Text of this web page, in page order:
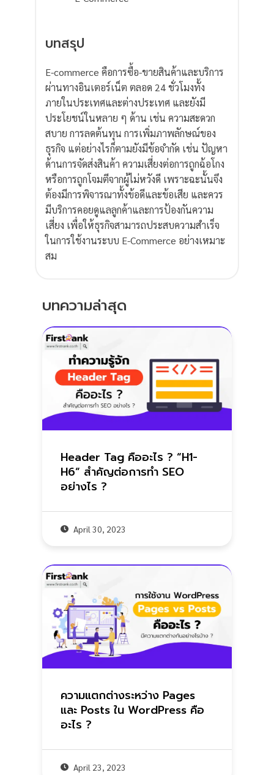
บทสรุป
E-commerce คือการซื้อ-ขายสินค้าและบริการ
ผ่านทางอินเตอร์เน็ต ตลอด 24 ชั่วโมงทั้ง
ภายในประเทศและต่างประเทศ และยังมี
ประโยชน์ในหลาย ๆ ด้าน เช่น ความสะดวก
สบาย การลดต้นทุน การเพิ่มภาพลักษณ์ของ
ธุรกิจ แต่อย่างไรก็ตามยังมีข้อจำกัด เช่น ปัญหา
ด้านการจัดส่งสินค้า ความเสี่ยงต่อการถูกฉ้อโกง
หรือการถูกโจมตีจากผู้ไม่หวังดี เพราะฉะนั้นจึง
ต้องมีการพิจารณาทั้งข้อดีและข้อเสีย และควร
มีบริการคอยดูแลลูกค้าและการป้องกันความ
เสี่ยง เพื่อให้ธุรกิจสามารถประสบความสำเร็จ
ในการใช้งานระบบ E-Commerce อย่างเหมาะ
สม
บทความล่าสุด
Header Tag คืออะไร ? “H1-
H6” สำคัญต่อการทำ SEO
อย่างไร ?
April 30, 2023
ความแตกต่างระหว่าง Pages
และ Posts ใน WordPress คือ
อะไร ?
April 23, 2023